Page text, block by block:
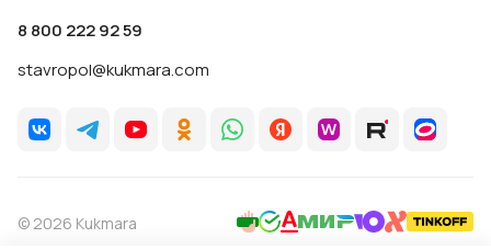
8 800 222 92 59
stavropol@kukmara.com
© 2026 Kukmara